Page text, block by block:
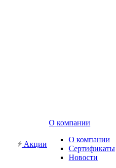
Акции
О компании
О компании
Сертификаты
Новости